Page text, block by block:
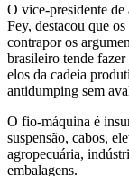
O vice-presidente de
Fey, destacou que
contrapor os
brasileiro tende
elos da cadeia
antidumping sem
O fio-máquina é
suspensão, cabos,
agropecuária,
embalagens.